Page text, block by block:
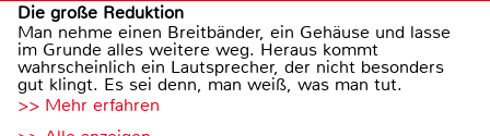
Die große Reduktion
Man nehme einen Breitbänder, ein Gehäuse und lasse
im Grunde alles weitere weg. Heraus kommt
wahrscheinlich ein Lautsprecher, der nicht besonders
gut klingt. Es sei denn, man weiß, was man tut.
>> Mehr erfahren